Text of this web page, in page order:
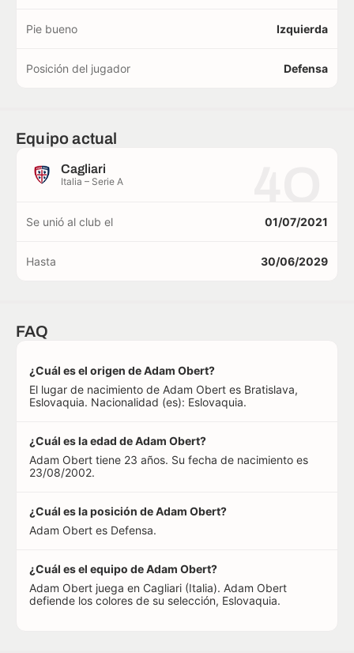
Pie bueno Izquierda
Posición del jugador Defensa
Equipo actual
Cagliari
Italia – Serie A
Se unió al club el 01/07/2021
Hasta 30/06/2029
FAQ
¿Cuál es el origen de Adam Obert?
El lugar de nacimiento de Adam Obert es Bratislava,
Eslovaquia. Nacionalidad (es): Eslovaquia.
¿Cuál es la edad de Adam Obert?
Adam Obert tiene 23 años. Su fecha de nacimiento es
23/08/2002.
¿Cuál es la posición de Adam Obert?
Adam Obert es Defensa.
¿Cuál es el equipo de Adam Obert?
Adam Obert juega en Cagliari (Italia). Adam Obert
defiende los colores de su selección, Eslovaquia.